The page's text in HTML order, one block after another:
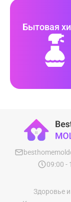
Бытовая
09:00 -
Здоровье